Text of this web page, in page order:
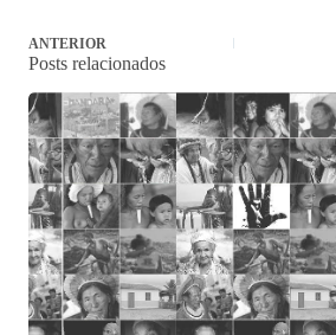
ANTERIOR
Posts relacionados